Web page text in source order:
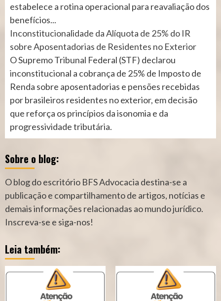
estabelece a rotina operacional para reavaliação dos
benefícios...
Inconstitucionalidade da Alíquota de 25% do IR
sobre Aposentadorias de Residentes no Exterior
O Supremo Tribunal Federal (STF) declarou
inconstitucional a cobrança de 25% de Imposto de
Renda sobre aposentadorias e pensões recebidas
por brasileiros residentes no exterior, em decisão
que reforça os princípios da isonomia e da
progressividade tributária.
Sobre o blog:
O blog do escritório BFS Advocacia destina-se a
publicação e compartilhamento de artigos, notícias e
demais informações relacionadas ao mundo jurídico.
Inscreva-se e siga-nos!
Leia também: